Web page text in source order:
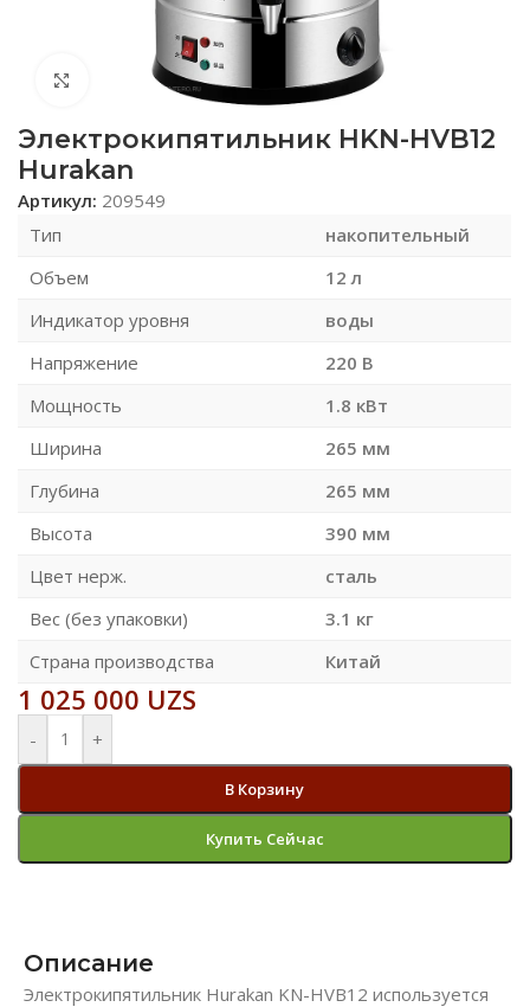
Нажмите, чтобы увеличить
Электрокипятильник HKN-HVB12
Hurakan
Артикул: 209549
Тип
накопительный
Объем
12 л
Индикатор уровня
воды
Напряжение
220 В
Мощность
1.8 кВт
Ширина
265 мм
Глубина
265 мм
Высота
390 мм
Цвет нерж.
сталь
Вес (без упаковки)
3.1 кг
Страна производства
Китай
1 025 000 UZS
- +
В Корзину
Купить Сейчас
Описание
Электрокипятильник Hurakan KN-HVB12 используется